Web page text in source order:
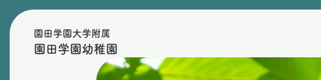
園田学園大学附属
園田学園幼稚園